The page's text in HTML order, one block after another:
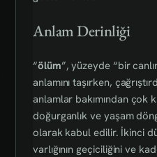
Anlam Derinliği
“ölüm”, yüzeyde “bir
anlamını taşırken,
anlamlar bakımından çok
doğurganlık ve yaşam
olarak kabul edilir. İkinci
varlığının geçiciliğini ve